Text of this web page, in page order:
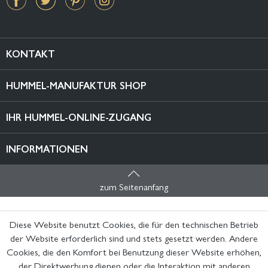
KONTAKT
HUMMEL-MANUFAKTUR SHOP
IHR HUMMEL-ONLINE-ZUGANG
INFORMATIONEN
zum Seitenanfang
Diese Website benutzt Cookies, die für den technischen Betrieb
der Website erforderlich sind und stets gesetzt werden. Andere
Cookies, die den Komfort bei Benutzung dieser Website erhöhen,